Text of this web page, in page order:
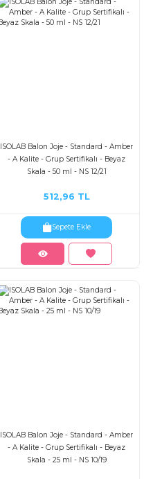
ISOLAB Balon Joje - Standard - Amber
- A Kalite - Grup Sertifikalı - Beyaz
Skala - 50 ml - NS 12/21
512,96 TL
Sepete Ekle
ISOLAB Balon Joje - Standard - Amber
- A Kalite - Grup Sertifikalı - Beyaz
Skala - 25 ml - NS 10/19